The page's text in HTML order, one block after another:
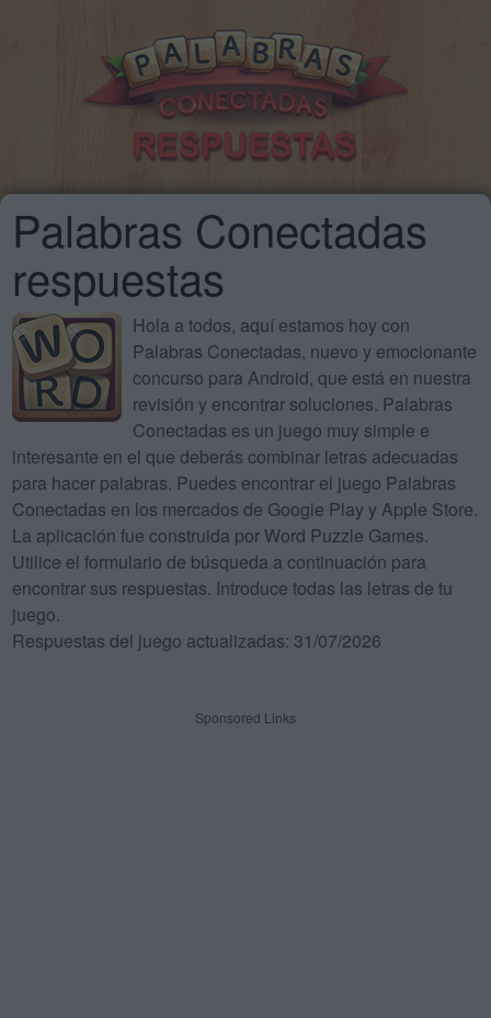
Palabras Conectadas
respuestas
Hola a todos, aquí estamos hoy con
Palabras Conectadas, nuevo y emocionante
concurso para Android, que está en nuestra
revisión y encontrar soluciones. Palabras
Conectadas es un juego muy simple e
interesante en el que deberás combinar letras adecuadas
para hacer palabras. Puedes encontrar el juego Palabras
Conectadas en los mercados de Google Play y Apple Store.
La aplicación fue construida por Word Puzzle Games.
Utilice el formulario de búsqueda a continuación para
encontrar sus respuestas. Introduce todas las letras de tu
juego.
Respuestas del juego actualizadas: 31/07/2026
Sponsored Links